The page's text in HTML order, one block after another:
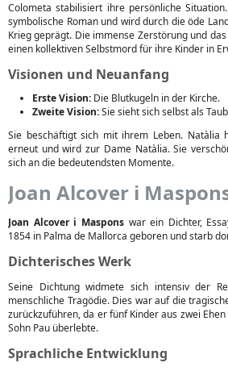
Colometa stabilisiert ihre persönliche
symbolische Roman und wird durch die öde
Krieg geprägt. Die immense Zerstörung und
einen kollektiven Selbstmord für ihre Kinder in
Visionen und Neuanfang
Erste Vision: Die Blutkugeln in der Kirche.
Zweite Vision:Sie sieht sich selbst als
Sie beschäftigt sich mit ihrem Leben. Natàlia
erneut und wird zur Dame Natàlia. Sie
sich an die bedeutendsten Momente.
Joan Alcover i
Joan Alcover i Masponswar ein Dichter,
1854 in Palma de Mallorca geboren und starb
Dichterisches Werk
Seine Dichtung widmete sich intensiv der
menschliche Tragödie. Dies war auf die
zurückzuführen, da er fünf Kinder aus zwei
Sohn Pau überlebte.
Sprachliche Entwicklung